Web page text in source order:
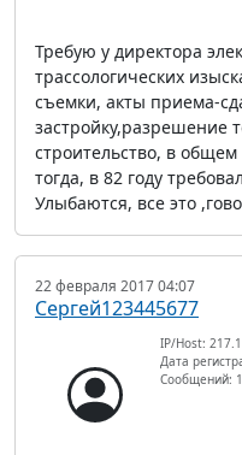
Требую у директора
трассологических
съемки, акты приема-
застройку,разрешение
строительство, в общем
тогда, в 82 году
Улыбаются, все это
22 февраля 2017 04:07
Сергей123445677
IP/Host:
Дата
Сообщений: